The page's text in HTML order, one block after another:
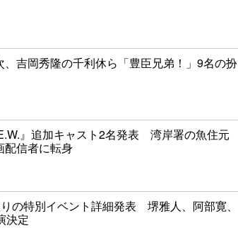
、吉岡秀隆の千利休ら「豊臣兄弟！」9名の扮
』追加キャスト2名発表 湾岸署の魚住元
配信者に転身
りの特別イベント詳細発表 堺雅人、阿部寛、
決定